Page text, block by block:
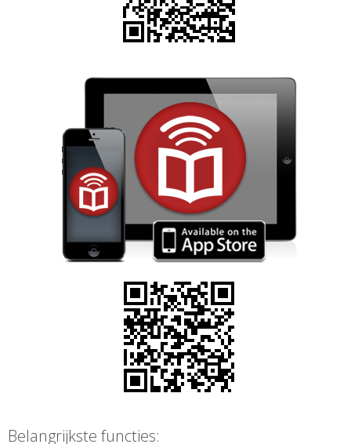
Belangrijkste functies: